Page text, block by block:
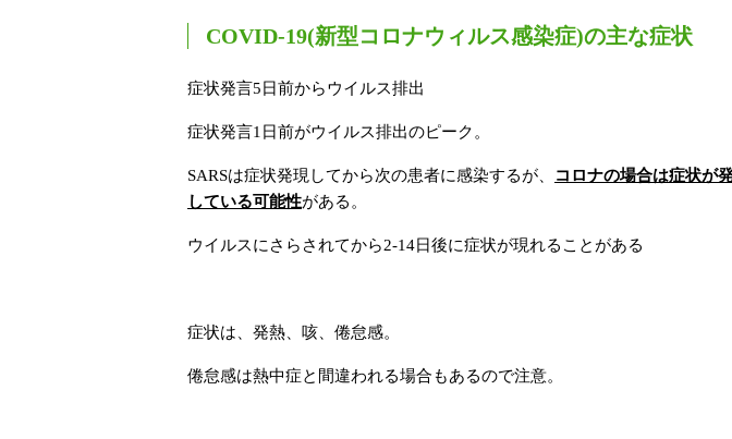
COVID-19(新型コロナウィルス感染症)の主な症状
症状発言5日前からウイルス排出
症状発言1日前がウイルス排出のピーク。
SARSは症状発現してから次の患者に感染するが、
コロナの場合は症状が
している可能性がある。
ウイルスにさらされてから2-14日後に症状が現れることがある
症状は、発熱、咳、倦怠感。
倦怠感は熱中症と間違われる場合もあるので注意。